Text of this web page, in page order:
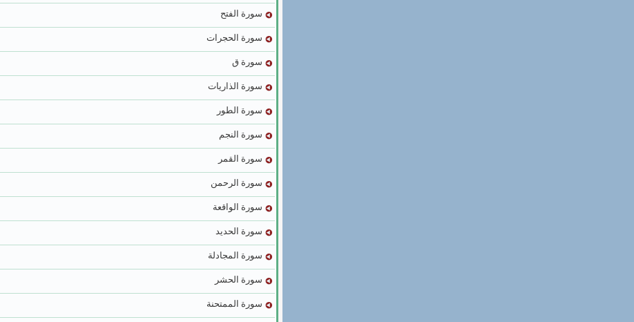
سورة الفتح
سورة الحجرات
سورة ق
سورة الذاريات
سورة الطور
سورة النجم
سورة القمر
سورة الرحمن
سورة الواقعة
سورة الحديد
سورة المجادلة
سورة الحشر
سورة الممتحنة